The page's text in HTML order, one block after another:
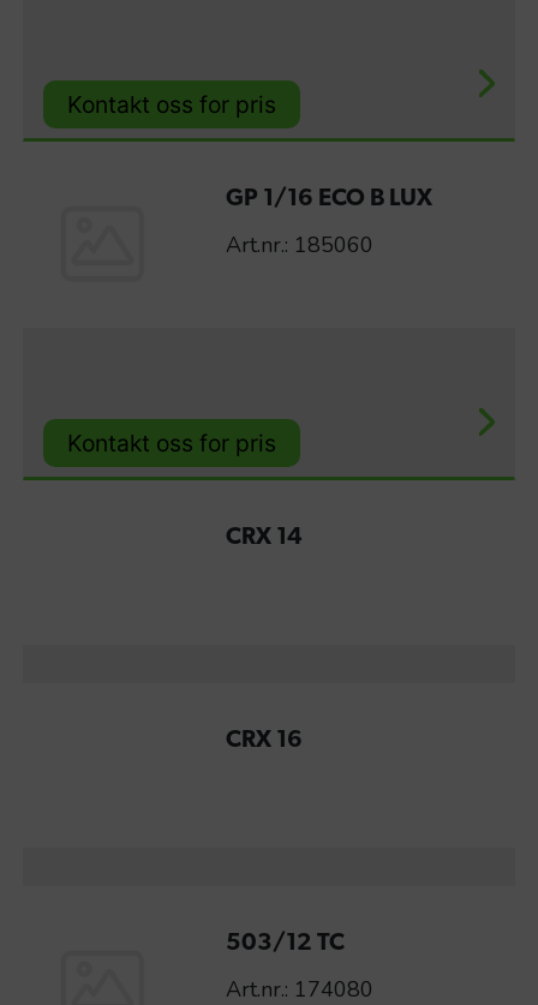
Kontakt oss for pris
GP 1/16 ECO B LUX
Art.nr.: 185060
Kontakt oss for pris
CRX 14
CRX 16
503/12 TC
Art.nr.: 174080